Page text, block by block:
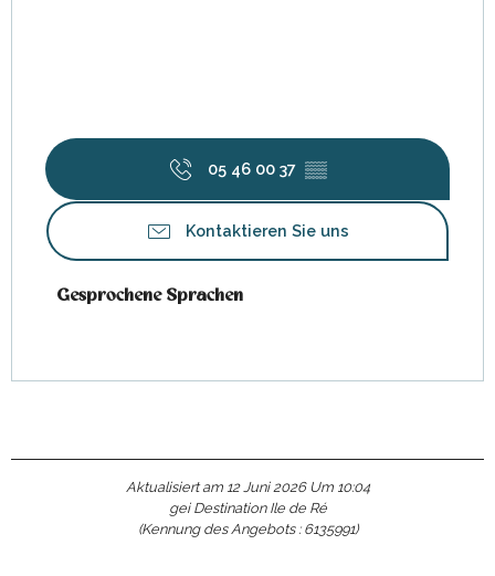
05 46 00 37 ▒▒
Kontaktieren Sie uns
Gesprochene Sprachen
Gesprochene Sprachen
Aktualisiert am 12 Juni 2026 Um 10:04
gei Destination Ile de Ré
(Kennung des Angebots : 6135991)